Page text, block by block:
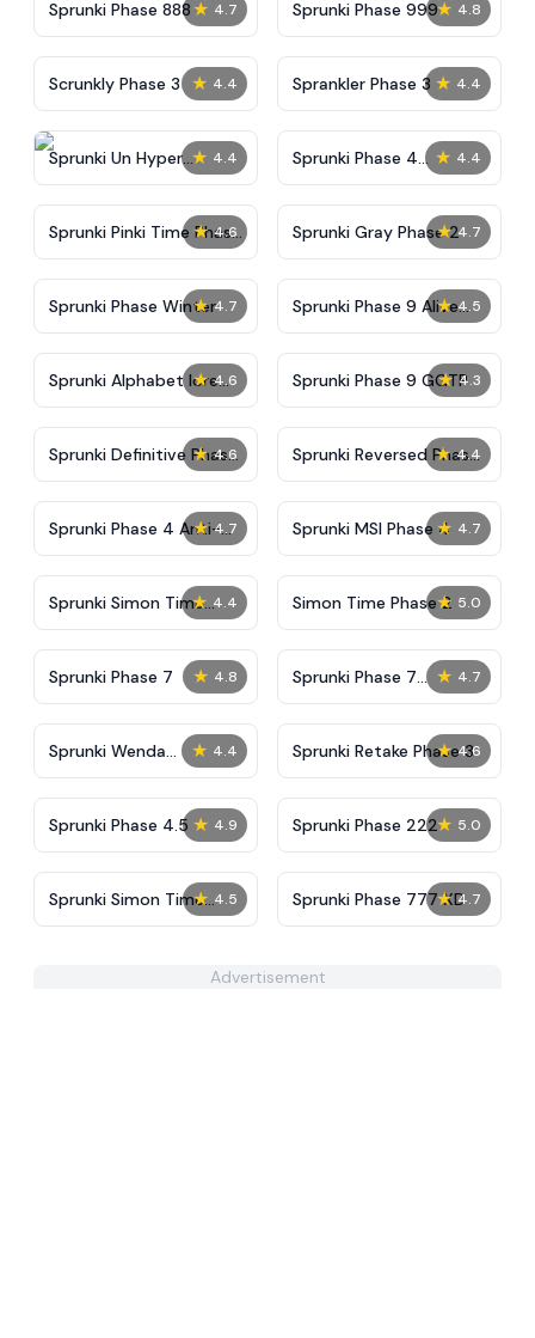
★ 4.7
Sprunki Phase 888 ★ 4.8
Sprunki Phase 999
★ 4.4
Scrunkly Phase 3 ★ 4.4
Sprankler Phase 3
★ 4.4
Sprunki Un Hyper
Shifted Phase 4
★ 4.4
Sprunki Phase 4
Alternate Edition
★ 4.6
Sprunki Pinki Time Phase
3
★ 4.7
Sprunki Gray Phase 2
★ 4.7
Sprunki Phase Winter ★ 4.5
Sprunki Phase 9 Alive
And Malediction
★ 4.6
Sprunki Alphabet lore
Arabic Phase 3
★ 4.3
Sprunki Phase 9 GGTP
★ 4.6
Sprunki Definitive Phase
9 New
★ 4.4
Sprunki Reversed Phase
3 Definitive
★ 4.7
Sprunki Phase 4 Anti-
Shifted
★ 4.7
Sprunki MSI Phase 4
★ 4.4
Sprunki Simon Time
Phase 2
★ 5.0
Simon Time Phase 2
★ 4.8
Sprunki Phase 7 ★ 4.7
Sprunki Phase 7
Definitive (Fanmade)
★ 4.4
Sprunki Wenda
Treatment Phase 40
★ 4.6
Sprunki Retake Phase 3
★ 4.9
Sprunki Phase 4.5 ★ 5.0
Sprunki Phase 222
★ 4.5
Sprunki Simon Time
PHASE 3
★ 4.7
Sprunki Phase 777 XD
Advertisement